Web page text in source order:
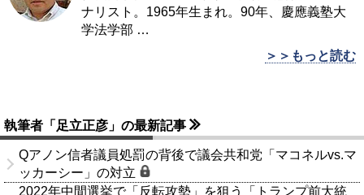
ナリスト。1965年生まれ。90年、慶應義塾大
学法学部 …
＞＞もっと読む
執筆者「足立正彦」の最新記事
Qアノン信者議員処罰の背後で議会共和党「マコネルvs.マ
ッカーシー」の対立
2022年中間選挙で「反転攻勢」を狙う「トランプ前大統